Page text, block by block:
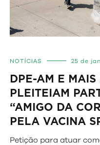
NOTÍCIAS 25 de
DPE-AM E
PLEITEIAM
“AMIGO DA
PELA VACINA
Petição para atuar